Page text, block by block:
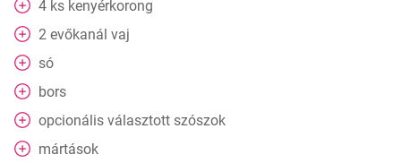
4 ks kenyérkorong
2 evőkanál vaj
só
bors
opcionális választott szószok
mártások